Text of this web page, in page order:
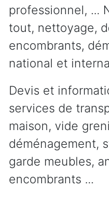
professionnel, ...
tout, nettoyage,
encombrants,
national et
Devis et
services de
maison, vide
déménagement,
garde meubles,
encombrants ...